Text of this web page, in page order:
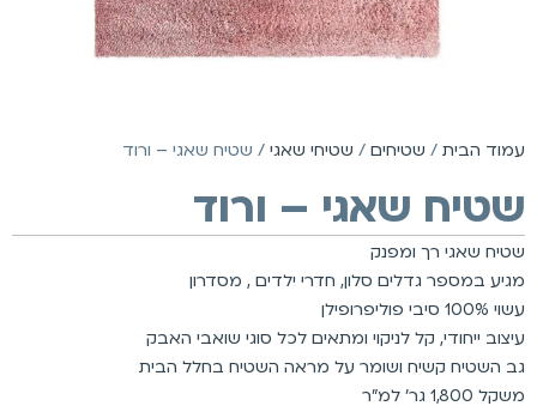
עמוד הבית / שטיחים / שטיחי שאגי / שטיח שאגי – ורוד
שטיח שאגי – ורוד
שטיח שאגי רך ומפנק
מגיע במספר גדלים סלון, חדרי ילדים , מסדרון
עשוי 100% סיבי פוליפרופילן
עיצוב ייחודי, קל לניקוי ומתאים לכל סוגי שואבי האבק
גב השטיח קשיח ושומר על מראה השטיח בחלל הבית
משקל 1,800 גר’ למ”ר